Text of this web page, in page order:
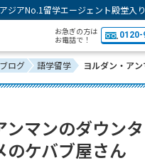
ジアNo.1留学エージェント殿堂入り
お急ぎの方は
お電話で！
ブログ 語学留学 ヨルダン・ア
ンマンのダウン
のケバブ屋さん